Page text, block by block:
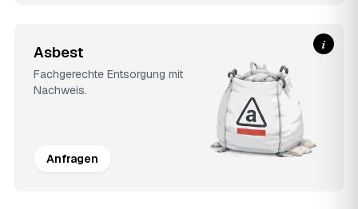
Asbest
Fachgerechte Entsorgung mit
Nachweis.
Anfragen
i